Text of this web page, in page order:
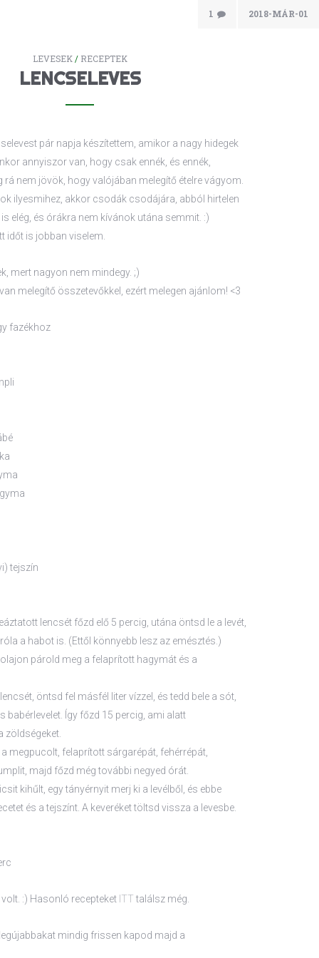
1 2018-MÁR-01
LEVESEK/ RECEPTEK
LENCSELEVES
pár napja készítettem, amikor a nagy hidegek
annyiszor van, hogy csak ennék, és ennék,
rá nem jövök, hogy valójában melegítő ételre vágyom.
ilyesmihez, akkor csodák csodájára, abból hirtelen
elég, és órákra nem kívánok utána semmit. :)
időt is jobban viselem.
mert nagyon nem mindegy. ;)
melegítő összetevőkkel, ezért melegen ajánlom! <3
fazékhoz
tejszín
lencsét főzd elő 5 percig, utána öntsd le a levét,
a habot is. (Ettől könnyebb lesz az emésztés.)
párold meg a felaprított hagymát és a
öntsd fel másfél liter vízzel, és tedd bele a sót,
babérlevelet. Így főzd 15 percig, ami alatt
zöldségeket.
megpucolt, felaprított sárgarépát, fehérrépát,
majd főzd még további negyed órát.
kihűlt, egy tányérnyit merj ki a levélből, és ebbe
és a tejszínt. A keveréket töltsd vissza a levesbe.
volt. :) Hasonló recepteket ITT találsz még.
legújabbakat mindig frissen kapod majd a